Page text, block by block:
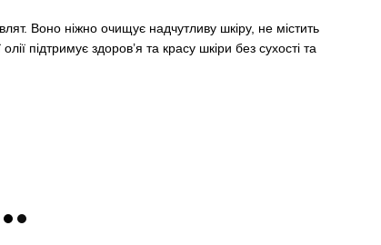
Воно ніжно очищує надчутливу шкіру, не містить
підтримує здоров’я та красу шкіри без сухості та